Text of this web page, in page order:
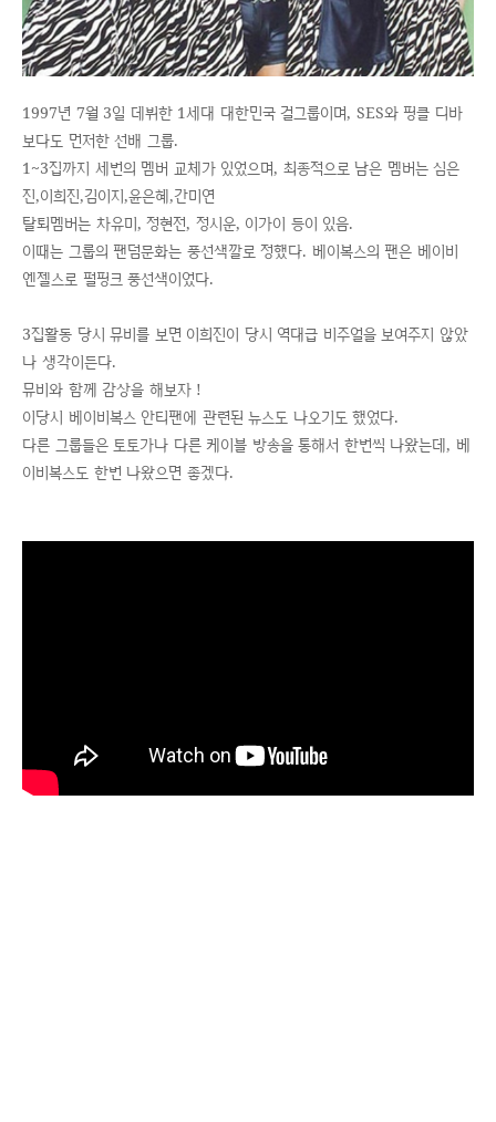
1997년 7월 3일 데뷔한 1세대 대한민국 걸그룹이며, SES와 핑클 디바
보다도 먼저한 선배 그룹.
1~3집까지 세번의 멤버 교체가 있었으며, 최종적으로 남은 멤버는 심은
진,이희진,김이지,윤은혜,간미연
탈퇴멤버는 차유미, 정현전, 정시운, 이가이 등이 있음.
이때는 그룹의 팬덤문화는 풍선색깔로 정했다. 베이복스의 팬은 베이비
엔젤스로 펄핑크 풍선색이었다.
3집활동 당시 뮤비를 보면 이희진이 당시 역대급 비주얼을 보여주지 않았
나 생각이든다.
뮤비와 함께 감상을 해보자 !
이당시 베이비복스 안티팬에 관련된 뉴스도 나오기도 했었다.
다른 그룹들은 토토가나 다른 케이블 방송을 통해서 한번씩 나왔는데, 베
이비복스도 한번 나왔으면 좋겠다.